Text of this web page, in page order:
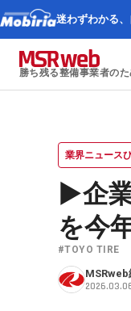
迷わずわかる、
勝ち残る整備事業者の
業界ニュース
▶企
を今
#TOYO TIRE
MSRweb